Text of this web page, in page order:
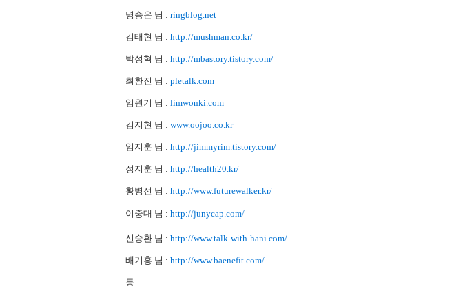
명승은 님 : ringblog.net
김태현 님 : http://mushman.co.kr/
박성혁 님 : http://mbastory.tistory.com/
최환진 님 : pletalk.com
임원기 님 : limwonki.com
김지현 님 : www.oojoo.co.kr
임지훈 님 : http://jimmyrim.tistory.com/
정지훈 님 : http://health20.kr/
황병선 님 : http://www.futurewalker.kr/
이중대 님 : http://junycap.com/
신승환 님 : http://www.talk-with-hani.com/
배기홍 님 : http://www.baenefit.com/
등